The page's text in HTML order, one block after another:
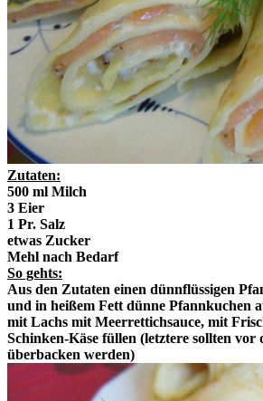
Zutaten:
500 ml Milch
3 Eier
1 Pr. Salz
etwas Zucker
Mehl nach Bedarf
So gehts:
Aus den Zutaten einen dünnflüssigen
und in heißem Fett dünne Pfannkuchen
mit Lachs mit Meerrettichsauce, mit
Schinken-Käse füllen (letztere sollten
überbacken werden)